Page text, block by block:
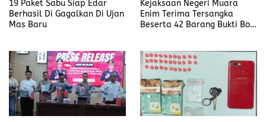
19 Paket Sabu Siap Edar
Berhasil Di Gagalkan Di Ujan
Mas Baru
Kejaksaan Negeri Muara
Enim Terima Tersangka
Beserta 42 Barang Bukti Bobi